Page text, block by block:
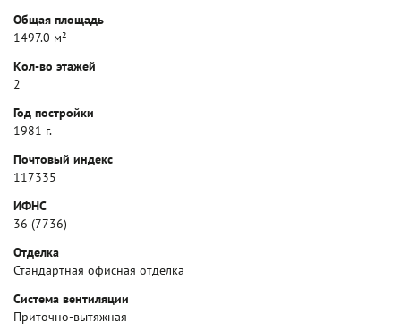
Общая площадь
1497.0 м²
Кол-во этажей
2
Год постройки
1981 г.
Почтовый индекс
117335
ИФНС
36 (7736)
Отделка
Стандартная офисная отделка
Система вентиляции
Приточно-вытяжная